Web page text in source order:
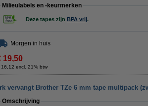
Milieulabels en -keurmerken
Deze tapes zijn BPA vrij.
Morgen in huis
19,50
16,12 excl. 21% btw
vervangt Brother TZe 6 mm tape multipack
Omschrijving